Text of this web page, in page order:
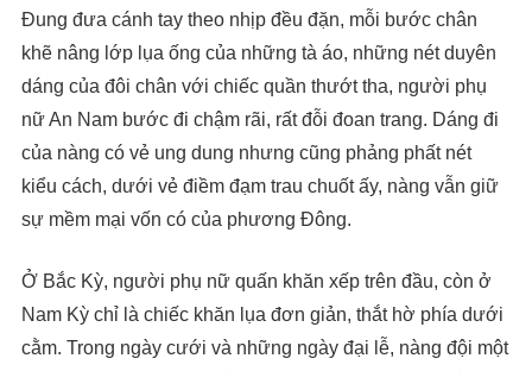
Đung đưa cánh tay theo nhịp đều đặn, mỗi bước chân
khẽ nâng lớp lụa ống của những tà áo, những nét duyên
dáng của đôi chân với chiếc quần thướt tha, người phụ
nữ An Nam bước đi chậm rãi, rất đỗi đoan trang. Dáng đi
của nàng có vẻ ung dung nhưng cũng phảng phất nét
kiểu cách, dưới vẻ điềm đạm trau chuốt ấy, nàng vẫn giữ
sự mềm mại vốn có của phương Đông.
Ở Bắc Kỳ, người phụ nữ quấn khăn xếp trên đầu, còn ở
Nam Kỳ chỉ là chiếc khăn lụa đơn giản, thắt hờ phía dưới
cằm. Trong ngày cưới và những ngày đại lễ, nàng đội một